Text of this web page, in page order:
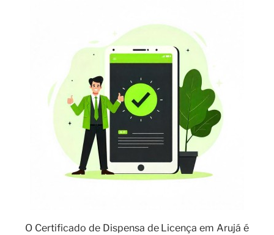
O Certificado de Dispensa de Licença em Arujá é